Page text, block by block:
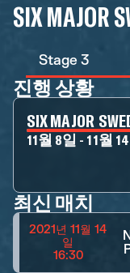
SIX MAJOR
Stage 3
진행 상황
SIX MAJOR
11월 8일 - 11월
최신 매치
2021년 11월 14
일
16:30